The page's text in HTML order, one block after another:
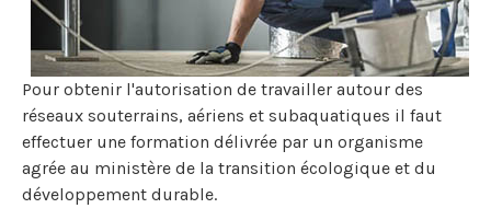
Pour obtenir l'autorisation de travailler autour des
réseaux souterrains, aériens et subaquatiques il faut
effectuer une formation délivrée par un organisme
agrée au ministère de la transition écologique et du
développement durable.